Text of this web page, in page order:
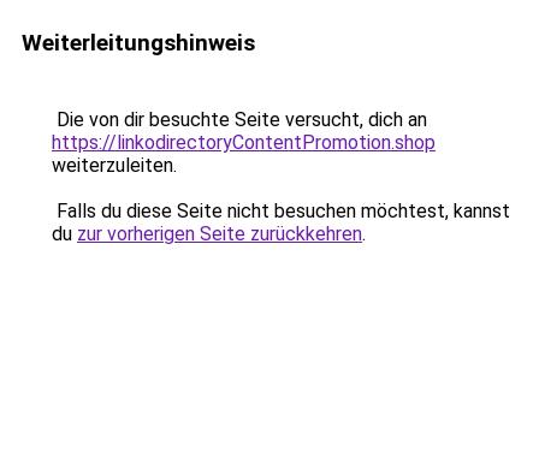
Weiterleitungshinweis
Die von dir besuchte Seite versucht, dich an
https://linkodirectoryContentPromotion.shop
weiterzuleiten.
Falls du diese Seite nicht besuchen möchtest, kannst
du zur vorherigen Seite zurückkehren.